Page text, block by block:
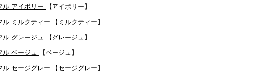
【アイボリー】
【ミルクティー】
【グレージュ】
【ベージュ】
【セージグレー】